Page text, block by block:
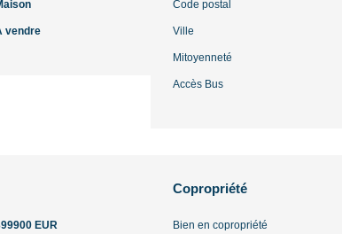
vendre
Code postal
Ville
Mitoyenneté
Accès Bus
EUR
Copropriété
Bien en copropriété